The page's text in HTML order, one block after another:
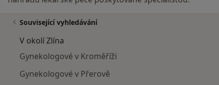
Související vyhledávání
V okolí Zlína
Gynekologové v Kroměříži
Gynekologové v Přerově